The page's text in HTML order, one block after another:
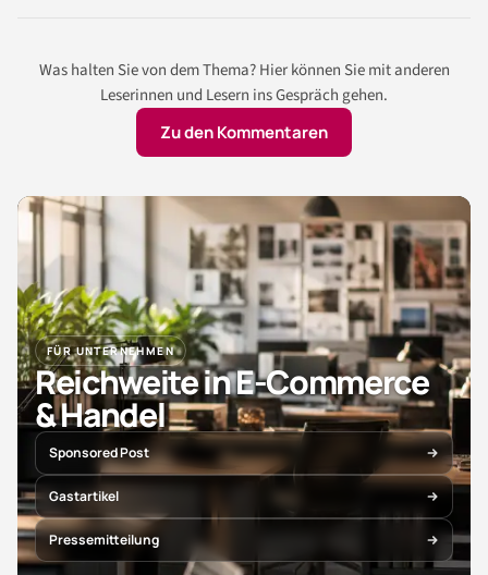
Was halten Sie von dem Thema? Hier können Sie mit anderen
Leserinnen und Lesern ins Gespräch gehen.
Zu den Kommentaren
FÜR UNTERNEHMEN
Reichweite in E-Commerce
& Handel
Sponsored Post
Gastartikel
Pressemitteilung